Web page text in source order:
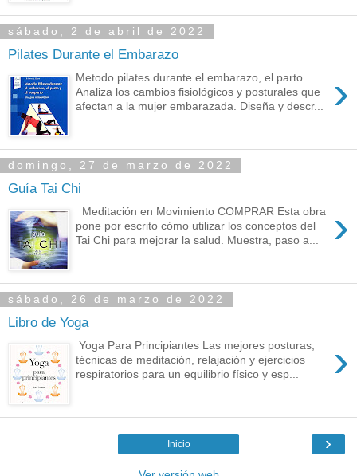
sábado, 2 de abril de 2022
Pilates Durante el Embarazo
›
Metodo pilates durante el embarazo, el parto
Analiza los cambios fisiológicos y posturales que
afectan a la mujer embarazada. Diseña y descr...
domingo, 27 de marzo de 2022
Guía Tai Chi
›
Meditación en Movimiento COMPRAR Esta obra
pone por escrito cómo utilizar los conceptos del
Tai Chi para mejorar la salud. Muestra, paso a...
sábado, 26 de marzo de 2022
Libro de Yoga
›
Yoga Para Principiantes Las mejores posturas,
técnicas de meditación, relajación y ejercicios
respiratorios para un equilibrio físico y esp...
›
Inicio